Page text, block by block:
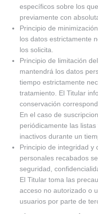
específicos sobre los
previamente con
Principio de
los datos estrictamente
los solicita.
Principio de limitación
mantendrá los datos
tiempo estrictamente
tratamiento. El Titular
conservación
En el caso de
periódicamente las
inactivos durante un
Principio de integridad y
personales recabados
seguridad,
El Titular toma las
acceso no autorizado o
usuarios por parte de